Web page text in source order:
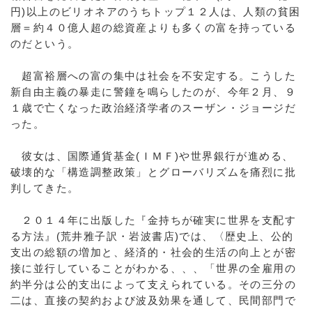
円)以上のビリオネアのうちトップ１２人は、人類の貧困
層＝約４０億人超の総資産よりも多くの富を持っている
のだという。
超富裕層への富の集中は社会を不安定する。こうした
新自由主義の暴走に警鐘を鳴らしたのが、今年２月、９
１歳で亡くなった政治経済学者のスーザン・ジョージだ
った。
彼女は、国際通貨基金(ＩＭＦ)や世界銀行が進める、
破壊的な「構造調整政策」とグローバリズムを痛烈に批
判してきた。
２０１４年に出版した『金持ちが確実に世界を支配す
る方法』(荒井雅子訳・岩波書店)では、〈歴史上、公的
支出の総額の増加と、経済的・社会的生活の向上とが密
接に並行していることがわかる、、、「世界の全雇用の
約半分は公的支出によって支えられている。その三分の
二は、直接の契約および波及効果を通して、民間部門で